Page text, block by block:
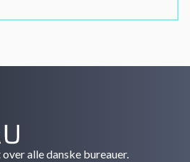
alle danske bureauer.